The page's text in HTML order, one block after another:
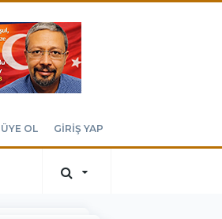
ÜYE OL GİRİŞ YAP